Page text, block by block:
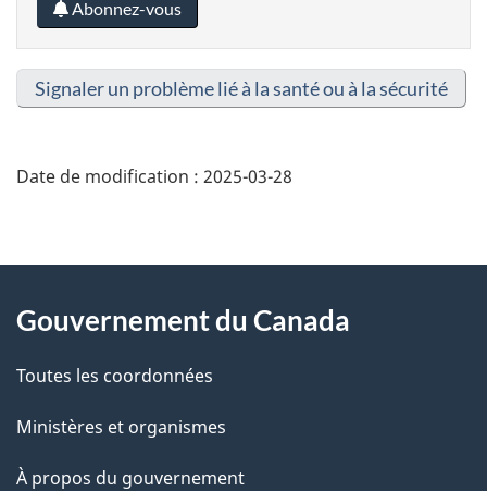
Abonnez-vous
Signaler un problème lié à la santé ou à la sécurité
Date de modification : 2025-03-28
About
this
site
Gouvernement du Canada
Toutes les coordonnées
Ministères et organismes
À propos du gouvernement